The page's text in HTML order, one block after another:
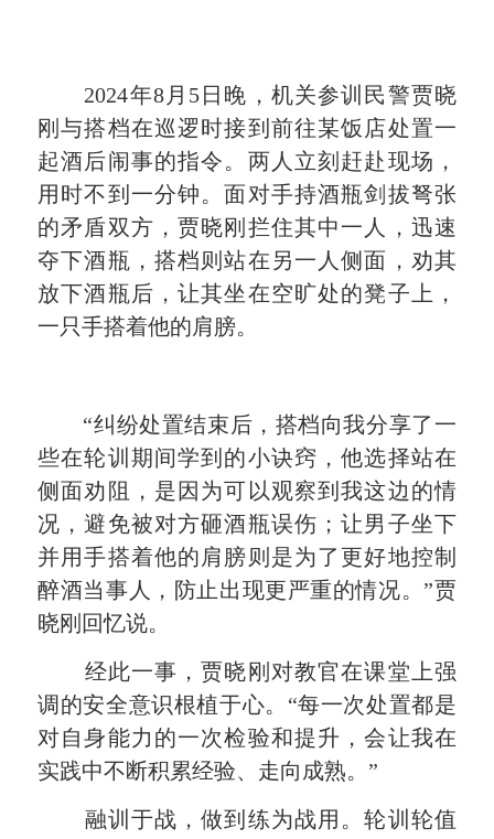
2024年8月5日晚，机关参训民警贾晓
刚与搭档在巡逻时接到前往某饭店处置一
起酒后闹事的指令。两人立刻赶赴现场，
用时不到一分钟。面对手持酒瓶剑拔弩张
的矛盾双方，贾晓刚拦住其中一人，迅速
夺下酒瓶，搭档则站在另一人侧面，劝其
放下酒瓶后，让其坐在空旷处的凳子上，
一只手搭着他的肩膀。
“纠纷处置结束后，搭档向我分享了一
些在轮训期间学到的小诀窍，他选择站在
侧面劝阻，是因为可以观察到我这边的情
况，避免被对方砸酒瓶误伤； 让男子坐下
并用手搭着他的肩膀则是为了更好地控制
醉酒当事人，防止出现更严重的情况。”贾
晓刚回忆说。
经此一事，贾晓刚对教官在课堂上强
调的安全意识根植于心。 “每一次处置都是
对自身能力的一次检验和提升，会让我在
实践中不断积累经验、走向成熟。”
融训于战，做到练为战用。轮训轮值